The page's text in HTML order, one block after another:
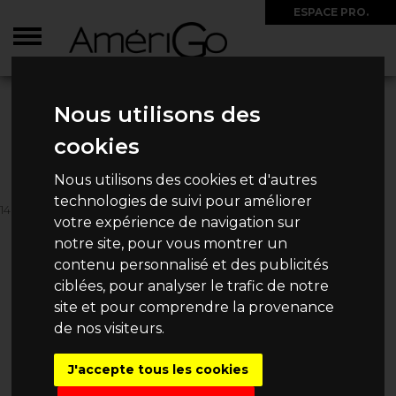
Nous utilisons des
cookies
Nous utilisons des cookies et d'autres
technologies de suivi pour améliorer
votre expérience de navigation sur
notre site, pour vous montrer un
contenu personnalisé et des publicités
ciblées, pour analyser le trafic de notre
site et pour comprendre la provenance
de nos visiteurs.
J'accepte tous les cookies
ESPACE PRO.
RACINES MAYAS DU
GUATEMALA ET BELIZE
14 JOURS / 12 NUITS
Dès4 830€ / Personne
DEMANDE DE DEVIS